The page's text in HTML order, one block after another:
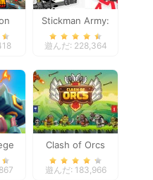
Stickman Army:
The Defenders
遊んだ: 228,364
Clash of Orcs
遊んだ: 183,966